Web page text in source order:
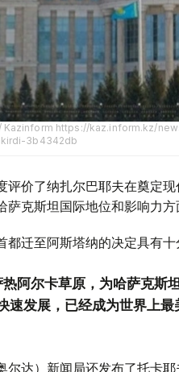
Kazinform https://kaz.inform.kz/
3b4342db
评价了纳扎尔巴耶夫在奠定
萨克斯坦国际地位和影响力方
都迁至阿斯塔纳的决定具有十
阿尔卡草原，为哈萨克斯
速发展，已经成为世界上
尔达）新闻局还发布了托卡耶